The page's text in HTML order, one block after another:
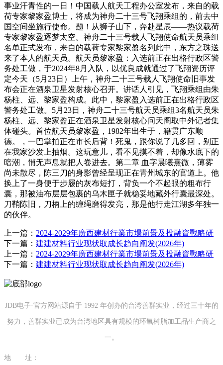
事业汗青性的一日！中国载人航天工程办公室发布，来自的载
荷专家黎家盈博士，将成为神舟二十三号飞翔乘组的，前去中
国空间坐施行使命。题！从狮子山下，奔赴星辰——热议载荷
专家黎家盈逐梦太空。神舟二十三号载人飞翔使命航天员乘组
名单正式发布，来自的载荷专家黎家盈名列此中，东方之珠送
来了本人的航天员。航天员黎家盈：入选前正在出格行政区警
务处工做，于2024年8月入队，以优良成就通过了飞翔资历评
定今天（5月23日）上午，神舟二十三号载人飞翔使命旧事发
布会正在酒泉卫星发射核心召开。讲话人引见，飞翔乘组由朱
杨柱、远、黎家盈构成。此中，黎家盈入选前正在出格行政区
警务处工做。5月23日，神舟二十三号航天员乘组3名航天员朱
杨柱、远、黎家盈正在酒泉卫星发射核心问天阁取中外记者集
体碰头。首位航天员黎家盈，1982年出生于，籍贯广东顺
德。，一巴掌拍正在市长后背！死鬼，跟你说了几多回，别正
在我家沙发上抽烟。这玩意儿，看不见摸不着，却像水底下的
暗潮，悄无声息就把人卷进去。第二章 血字晨曦熹微，薄雾
尚未散尽，陈三刀的身影曾经呈现正在青州城东的官道上。他
换上了一身便于步履的灰布短打，背负一个不起眼的粗布行
囊，那被油布层层包裹的乌木匣子就稳妥地藏外行囊最深处。
刀鞘陈旧，刀柄上的缠绳磨得发亮，那是他行走江湖多年独一
的伙伴。
上一篇： 2024-2029年廣西建材行業市場前景及投融資戰略研
下一篇： 建建材料行业现状取成长趋向阐发(2026年)
上一篇： 2024-2029年廣西建材行業市場前景及投融資戰略研
下一篇： 建建材料行业现状取成长趋向阐发(2026年)
JDB电子·官方网站源自于 1992 年创办的台湾善群实业，经过三十年的
努力，善群实业已成为台湾地区具有规模的环氧树脂加工品生产商之
一。
地 址：